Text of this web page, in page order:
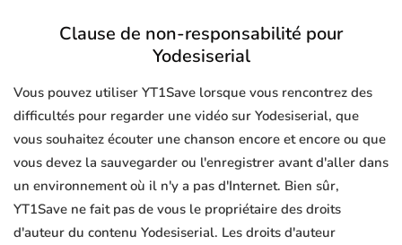
Clause de non-responsabilité pour
Yodesiserial
Vous pouvez utiliser YT1Save lorsque vous rencontrez des
difficultés pour regarder une vidéo sur Yodesiserial, que
vous souhaitez écouter une chanson encore et encore ou que
vous devez la sauvegarder ou l'enregistrer avant d'aller dans
un environnement où il n'y a pas d'Internet. Bien sûr,
YT1Save ne fait pas de vous le propriétaire des droits
d'auteur du contenu Yodesiserial. Les droits d'auteur